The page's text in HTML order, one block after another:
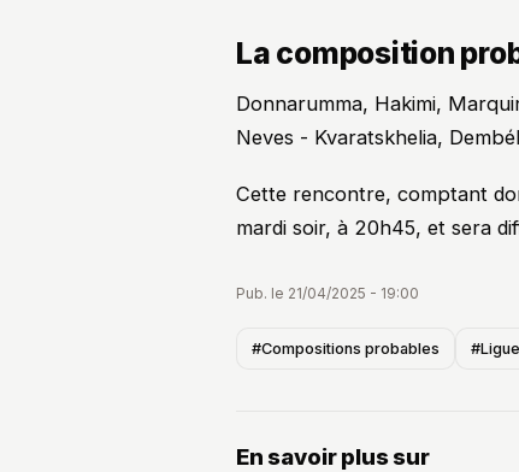
La composition
Donnarumma, Hakimi,
Neves - Kvaratskhelia,
Cette rencontre, comptant
mardi soir, à 20h45, et sera
Pub. le 21/04/2025 - 19:00
#Compositions probables
En savoir plus sur